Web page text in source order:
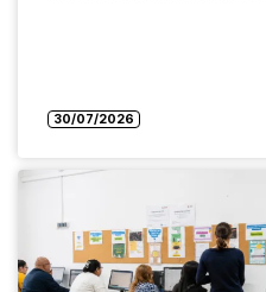
30/07/2026